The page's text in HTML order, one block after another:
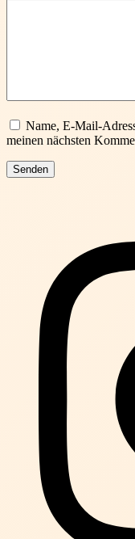
Name, E-Mail-
meinen nächsten
Senden